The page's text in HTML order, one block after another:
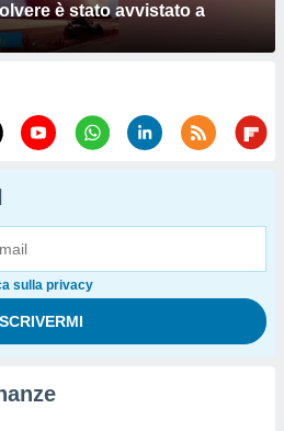
è stato avvistato a
sulla privacy